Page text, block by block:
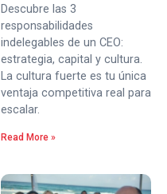
Descubre las 3
responsabilidades
indelegables de un CEO:
estrategia, capital y cultura.
La cultura fuerte es tu única
ventaja competitiva real para
escalar.
Read More »